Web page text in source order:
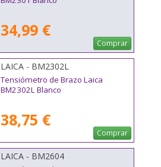
34,99 €
Comprar
LAICA - BM2302L
Tensiómetro de Brazo Laica
BM2302L Blanco
38,75 €
Comprar
LAICA - BM2604